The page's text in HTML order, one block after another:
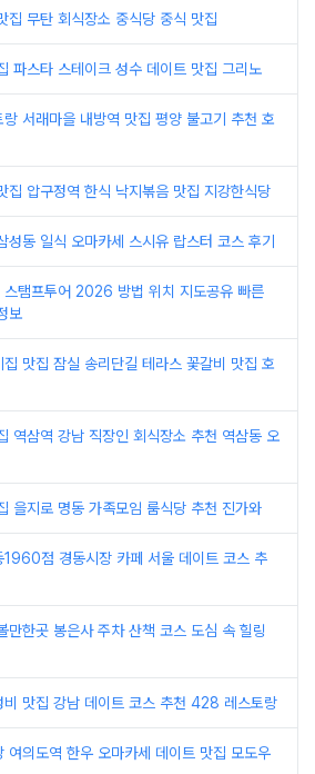
집 무탄 회식장소 중식당 중식 맛집
파스타 스테이크 성수 데이트 맛집 그리노
랑 서래마을 내방역 맛집 평양 불고기 추천 호
집 압구정역 한식 낙지볶음 맛집 지강한식당
성동 일식 오마카세 스시유 랍스터 코스 후기
스탬프투어 2026 방법 위치 지도공유 빠른
보
집 맛집 잠실 송리단길 테라스 꽃갈비 맛집 호
역삼역 강남 직장인 회식장소 추천 역삼동 오
을지로 명동 가족모임 룸식당 추천 진가와
1960점 경동시장 카페 서울 데이트 코스 추
만한곳 봉은사 주차 산책 코스 도심 속 힐링
비 맛집 강남 데이트 코스 추천 428 레스토랑
여의도역 한우 오마카세 데이트 맛집 모도우